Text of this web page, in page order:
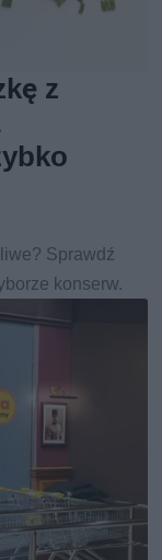
z
Sprawdź
konserw.